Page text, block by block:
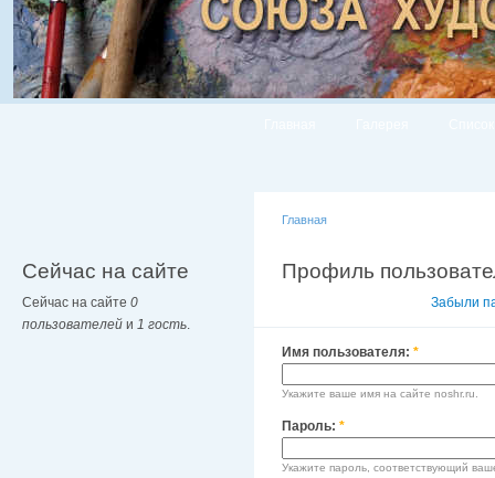
Сейчас на сайте
Сейчас на сайте 0
пользователей и 1 гость.
Главная
Профиль
Забыли
Имя пользователя: *
Укажите ваше имя на сайте noshr.ru.
Пароль: *
Укажите пароль, соответствующий